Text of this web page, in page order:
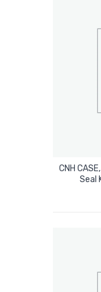
CNH
Seal